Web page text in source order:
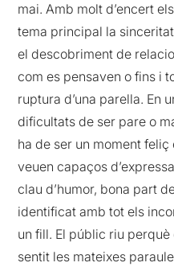
mai. Amb molt d’encert
tema principal la
el descobriment de
com es pensaven o fins i
ruptura d’una parella. En
dificultats de ser pare o
ha de ser un moment
veuen capaços
clau d’humor, bona part
identificat amb tot els
un fill. El públic riu
sentit les mateixes